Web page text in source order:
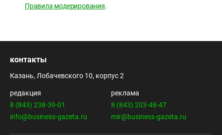
Правила модерирования.
контакты
Казань, Лобачевского 10, корпус 2
редакция
8 (843) 238-39-01
info@business-gazeta.ru
реклама
8 (843) 203-48-47
mir@business-gazeta.ru